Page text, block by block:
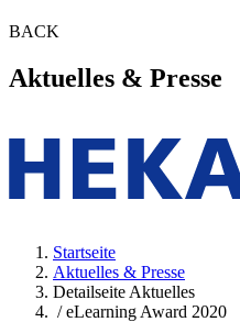
BACK
Aktuelles & Presse
Startseite
Aktuelles & Presse
Detailseite Aktuelles
/ eLearning Award 2020